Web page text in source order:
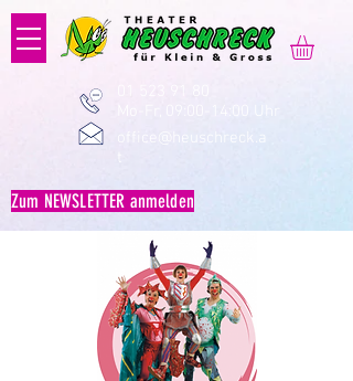
Zum NEWSLETTER anmelden
office@heuschreck.a